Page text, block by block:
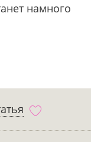
намного